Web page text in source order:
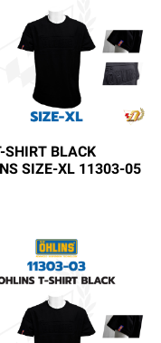
SHIRT BLACK
SIZE-XL 11303-05